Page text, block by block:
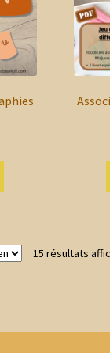
15 résultats